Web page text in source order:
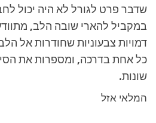
שדבר פרט לגורל לא היה יכול
במקביל להארי שובה הלב,
דמויות צבעוניות שחודרות אל
כל אחת בדרכה, ומספרות את
שונות.
המלאי אזל